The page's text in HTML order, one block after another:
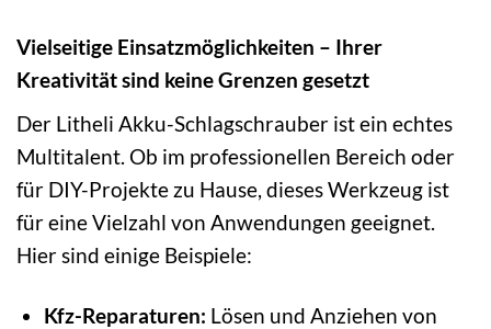
Vielseitige Einsatzmöglichkeiten – Ihrer
Kreativität sind keine Grenzen gesetzt
Der Litheli Akku-Schlagschrauber ist ein echtes
Multitalent. Ob im professionellen Bereich oder
für DIY-Projekte zu Hause, dieses Werkzeug ist
für eine Vielzahl von Anwendungen geeignet.
Hier sind einige Beispiele:
Kfz-Reparaturen: Lösen und Anziehen von